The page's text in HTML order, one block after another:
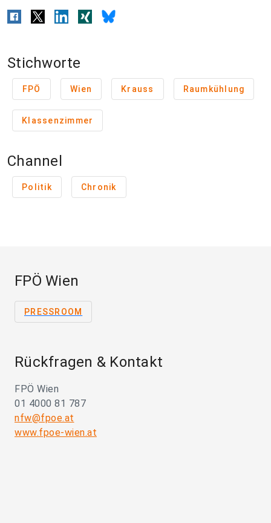
Stichworte
FPÖ Wien Krauss Raumkühlung
Klassenzimmer
Channel
Politik Chronik
FPÖ Wien
PRESSROOM
Rückfragen & Kontakt
FPÖ Wien
01 4000 81 787
nfw@fpoe.at
www.fpoe-wien.at